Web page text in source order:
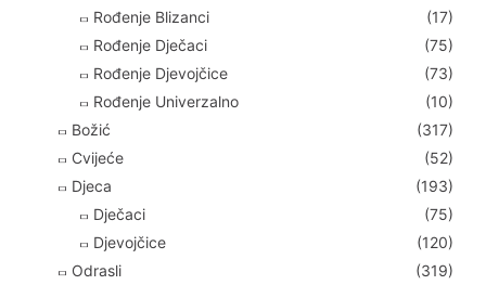
Rođenje Blizanci
(17)
Rođenje Dječaci
(75)
Rođenje Djevojčice
(73)
Rođenje Univerzalno
(10)
Božić
(317)
Cvijeće
(52)
Djeca
(193)
Dječaci
(75)
Djevojčice
(120)
Odrasli
(319)